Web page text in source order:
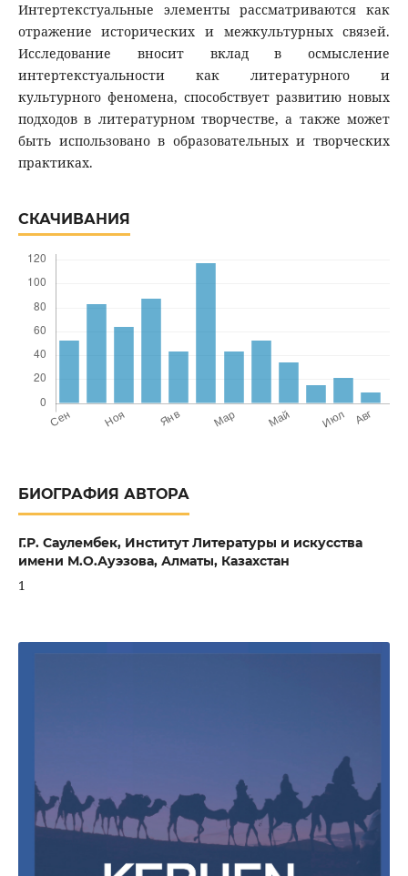
Интертекстуальные элементы рассматриваются как
отражение исторических и межкультурных связей.
Исследование вносит вклад в осмысление
интертекстуальности как литературного и
культурного феномена, способствует развитию новых
подходов в литературном творчестве, а также может
быть использовано в образовательных и творческих
практиках.
СКАЧИВАНИЯ
БИОГРАФИЯ АВТОРА
Г.Р. Саулембек, Институт Литературы и искусства
имени М.О.Ауэзова, Алматы, Казахстан
1